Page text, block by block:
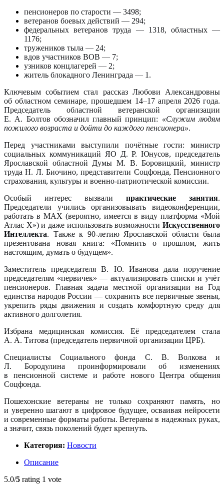
пенсионеров по старости — 3498;
ветеранов боевых действий — 294;
федеральных ветеранов труда — 1318, областных —
1176;
тружеников тыла — 24;
вдов участников ВОВ — 7;
узников концлагерей — 2;
житель блокадного Ленинграда — 1.
Ключевым событием стал рассказ Любови Александровны
об областном семинаре, прошедшем 14–17 апреля 2026 года.
Председатель областной ветеранской организации
Е. А. Болтов обозначил главный принцип: «Служим людям
пожилого возраста и дойти до каждого пенсионера».
Перед участниками выступили почётные гости: министр
социальных коммуникаций ЯО Д. Р. Юнусов, председатель
Ярославской областной Думы М. В. Боровицкий, министр
труда Н. Л. Биочино, представители Соцфонда, Пенсионного
страхования, культуры и военно-патриотической комиссии.
Особый интерес вызвали практические занятия.
Председатели учились организовывать видеоконференции,
работать в МАХ (вероятно, имеется в виду платформа «Мой
Атлас Х») и даже использовать возможности Искусственного
Интеллекта. Также к 90-летию Ярославской области была
презентована новая книга: «Помнить о прошлом, жить
настоящим, думать о будущем».
Заместитель председателя В. Ю. Иванова дала поручение
председателям «первичек» — актуализировать списки и учёт
пенсионеров. Главная задача местной организации на Год
единства народов России — сохранить все первичные звенья,
укрепить ряды движения и создать комфортную среду для
активного долголетия.
Избрана медицинская комиссия. Её председателем стала
А. А. Титова (председатель первичной организации ЦРБ).
Специалисты Социального фонда С. В. Волкова и
Л. Бородулина проинформировали об изменениях
в пенсионной системе и работе нового Центра общения
Соцфонда.
Пошехонские ветераны не только сохраняют память, но
и уверенно шагают в цифровое будущее, осваивая нейросети
и современные форматы работы. Ветераны в надежных руках,
а значит, связь поколений будет крепнуть.
Категория: Новости
Описание
5.0/5 rating 1 vote